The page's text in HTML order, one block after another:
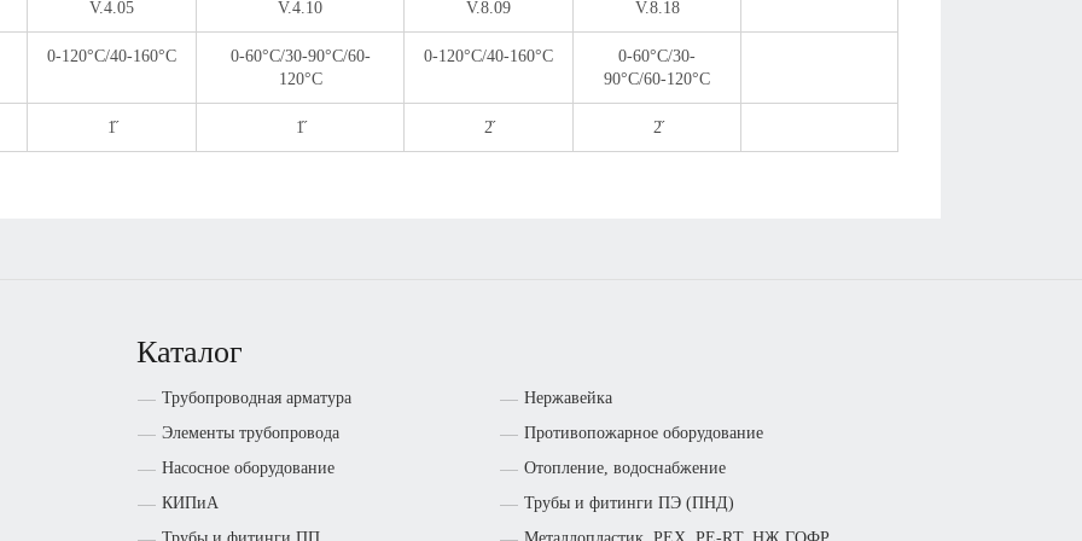
V.4.05 V.4.10 V.8.09 V.8.18
0-120°С/40-160°С
0-60°С/30-90°С/60-
120°С
0-120°С/40-160°С
0-60°С/30-
90°С/60-120°С
1̋ 1̋ 2̋ 2̋
Каталог
Трубопроводная арматура
Нержавейка
Элементы трубопровода
Противопожарное оборудование
Насосное оборудование
Отопление, водоснабжение
КИПиА
Трубы и фитинги ПЭ (ПНД)